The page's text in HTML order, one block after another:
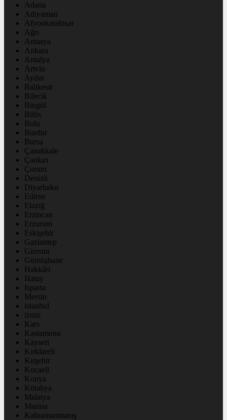
Adana
Adıyaman
Afyonkarahisar
Ağrı
Amasya
Ankara
Antalya
Artvin
Aydın
Balıkesir
Bilecik
Bingöl
Bitlis
Bolu
Burdur
Bursa
Çanakkale
Çankırı
Çorum
Denizli
Diyarbakır
Edirne
Elazığ
Erzincan
Erzurum
Eskişehir
Gaziantep
Giresun
Gümüşhane
Hakkâri
Hatay
Isparta
Mersin
istanbul
izmir
Kars
Kastamonu
Kayseri
Kırklareli
Kırşehir
Kocaeli
Konya
Kütahya
Malatya
Manisa
Kahramanmaraş